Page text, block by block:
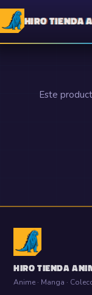
HIRO TIENDA
Este
HIRO TIENDA
Anime · Manga ·